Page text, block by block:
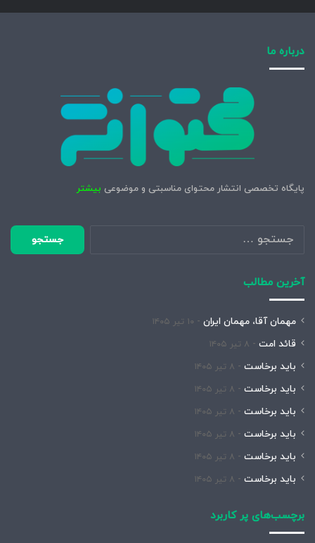
درباره ما
پایگاه تخصصی انتشار محتوای مناسبتی و موضوعی بیشتر
جستجو
برای:
آخرین مطالب
مهمان آقا، مهمان ایران ۱۰ تیر ۱۴۰۵
قائد امت ۸ تیر ۱۴۰۵
باید برخاست ۸ تیر ۱۴۰۵
باید برخاست ۸ تیر ۱۴۰۵
باید برخاست ۸ تیر ۱۴۰۵
باید برخاست ۸ تیر ۱۴۰۵
باید برخاست ۸ تیر ۱۴۰۵
باید برخاست ۸ تیر ۱۴۰۵
برچسب‌های پر کاربرد